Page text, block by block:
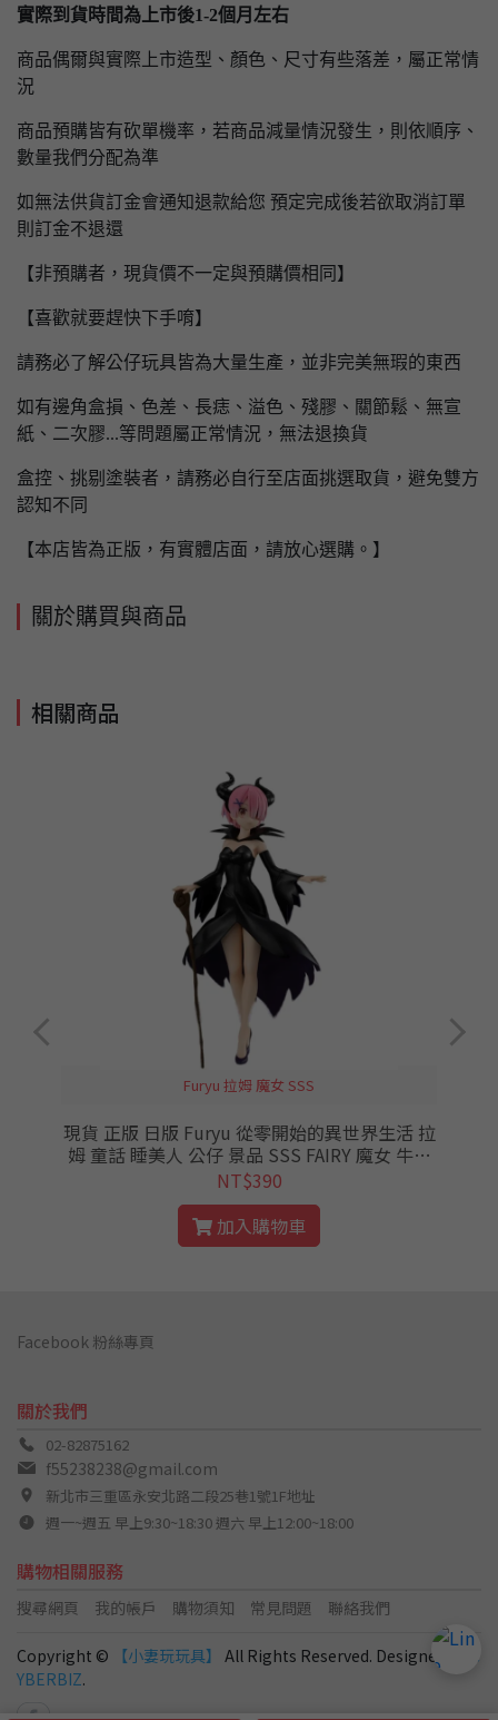
實際到貨時間為上市後1-2個月左右
商品偶爾與實際上市造型、顏色、尺寸有些落差，屬正常情
況
商品預購皆有砍單機率，若商品減量情況發生，則依順序、
數量我們分配為準
如無法供貨訂金會通知退款給您 預定完成後若欲取消訂單
則訂金不退還
【非預購者，現貨價不一定與預購價相同】
【喜歡就要趕快下手唷】
請務必了解公仔玩具皆為大量生產，並非完美無瑕的東西
如有邊角盒損、色差、長痣、溢色、殘膠、關節鬆、無宣
紙、二次膠...等問題屬正常情況，無法退換貨
盒控、挑剔塗裝者，請務必自行至店面挑選取貨，避免雙方
認知不同
【本店皆為正版，有實體店面，請放心選購。】
關於購買與商品
相關商品
Furyu 拉姆 魔女 SSS
現貨 正版 日版 Furyu 從零開始的異世界生活 拉
姆 童話 睡美人 公仔 景品 SSS FAIRY 魔女 牛角
從零 RE0
NT$390
加入購物車
關於我們
02-82875162
f55238238@gmail.com
新北市三重區永安北路二段25巷1號1F地址
週一~週五 早上9:30~18:30 週六 早上12:00~18:00
購物相關服務
搜尋網頁 我的帳戶 購物須知 常見問題 聯絡我們
Facebook 粉絲專頁
Copyright © 【小妻玩玩具】 All Rights Reserved. Designed by
C
YBERBIZ.